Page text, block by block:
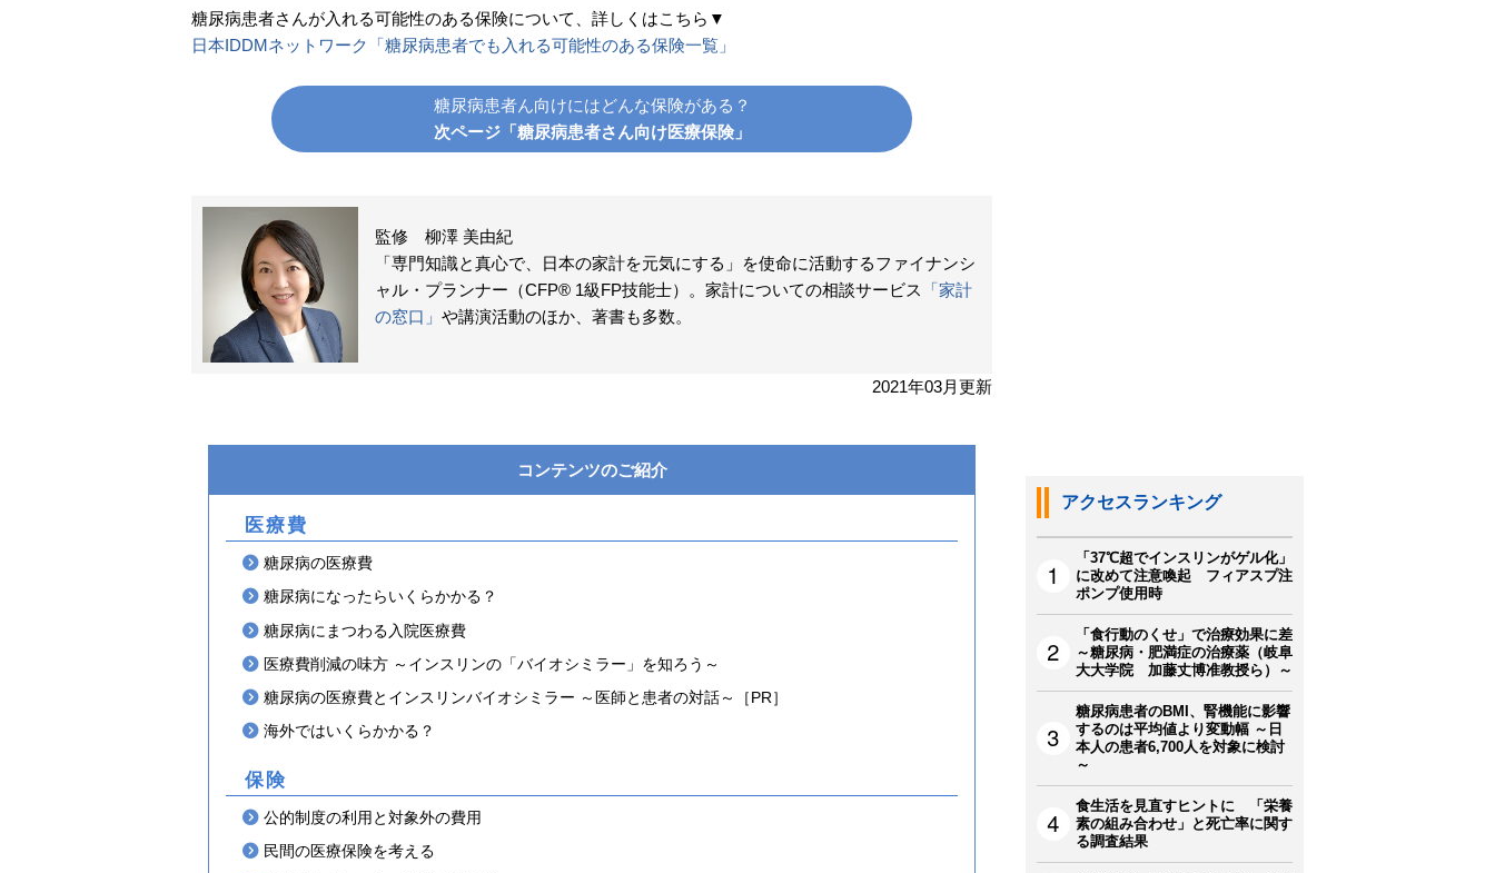
糖尿病患者さんが入れる可能性のある保険について、詳しくはこちら▼
日本IDDMネットワーク「糖尿病患者でも入れる可能性のある保険一覧」
糖尿病患者ん向けにはどんな保険がある？
次ページ「糖尿病患者さん向け医療保険」
監修 柳澤 美由紀
「専門知識と真心で、日本の家計を元気にする」を使命に活動するファイナンシ
ャル・プランナー（CFP® 1級FP技能士）。家計についての相談サービス
「家計
の窓口」 や講演活動のほか、著書も多数。
2021年03月更新
コンテンツのご紹介
医療費
糖尿病の医療費
糖尿病になったらいくらかかる？
糖尿病にまつわる入院医療費
医療費削減の味方 ～インスリンの「バイオシミラー」を知ろう～
糖尿病の医療費とインスリンバイオシミラー ～医師と患者の対話～［PR］
海外ではいくらかかる？
保険
公的制度の利用と対象外の費用
民間の医療保険を考える
アクセスランキング
「37℃超でインスリンがゲル化」
に改めて注意喚起 フィアスプ注
ポンプ使用時
「食行動のくせ」で治療効果に差
～糖尿病・肥満症の治療薬（岐阜
大大学院 加藤丈博准教授ら）～
糖尿病患者のBMI、腎機能に影響
するのは平均値より変動幅 ～日
本人の患者6,700人を対象に検討
～
食生活を見直すヒントに 「栄養
素の組み合わせ」と死亡率に関す
る調査結果